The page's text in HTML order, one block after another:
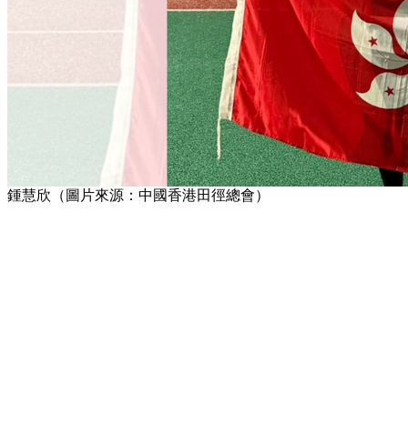
鍾慧欣（圖片來源：中國香港田徑總會）